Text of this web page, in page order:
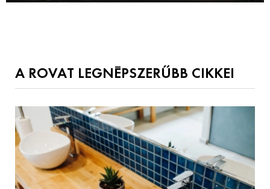
A ROVAT LEGNÉPSZERŰBB CIKKEI